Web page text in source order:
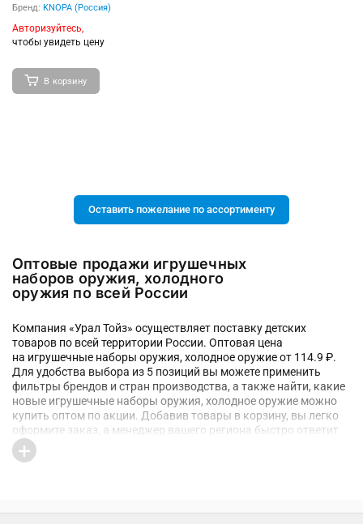
Бренд: KNOPA (Россия)
Авторизуйтесь,
чтобы увидеть цену
В корзину
Оставить пожелание по ассортименту
Оптовые продажи игрушечных
наборов оружия, холодного
оружия по всей России
Компания «Урал Тойз» осуществляет поставку детских
товаров по всей территории России. Оптовая цена
на игрушечные наборы оружия, холодное оружие от 114.9 ₽.
Для удобства выбора из 5 позиций вы можете применить
фильтры брендов и стран производства, а также найти, какие
новые игрушечные наборы оружия, холодное оружие можно
купить оптом по акции. Добавив товары в корзину, вы легко
оформите заказ, а менеджер вашего региона быстро ответит
на возникшие вопросы